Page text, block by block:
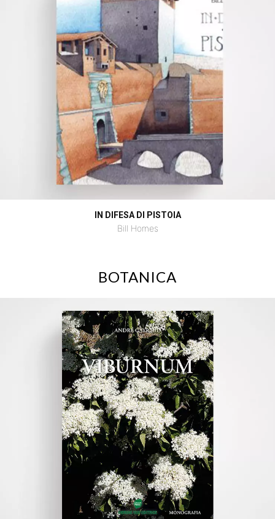
IN DIFESA DI PISTOIA
Bill Homes
BOTANICA